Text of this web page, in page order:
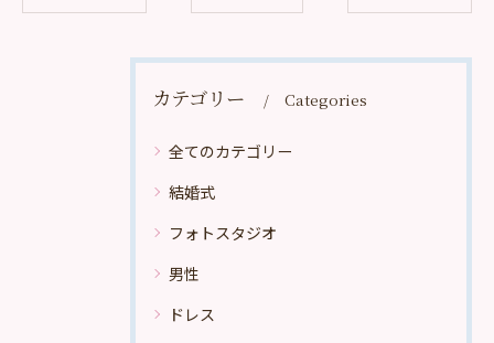
カテゴリー Categories
全てのカテゴリー
結婚式
フォトスタジオ
男性
ドレス